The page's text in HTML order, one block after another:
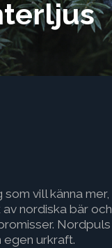
vill känna mer,
nordiska bär och
Nordpuls
egen urkraft.